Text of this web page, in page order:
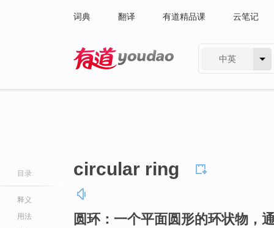
词典 翻译 有道精品课 云笔记
中英
目录
释义
用法
circular ring
圆环：一个平面圆形的环状物，